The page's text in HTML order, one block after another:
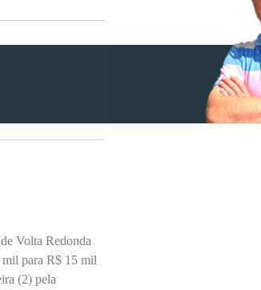
Volta Redonda
mil para R$ 15 mil
(2) pela